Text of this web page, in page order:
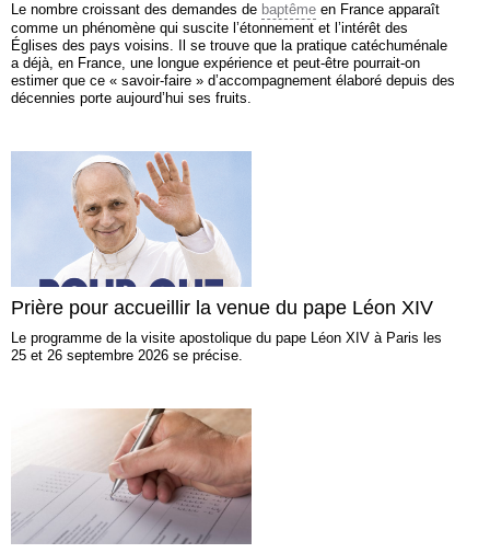
Le nombre croissant des demandes de baptême en France apparaît
comme un phénomène qui suscite l’étonnement et l’intérêt des
Églises des pays voisins. Il se trouve que la pratique catéchuménale
a déjà, en France, une longue expérience et peut-être pourrait-on
estimer que ce « savoir-faire » d’accompagnement élaboré depuis des
décennies porte aujourd’hui ses fruits.
Prière pour accueillir la venue du pape Léon XIV
Le programme de la visite apostolique du pape Léon XIV à Paris les
25 et 26 septembre 2026 se précise.